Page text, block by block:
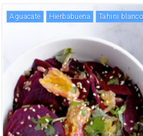
Aguacate hierbabuena tahini blanco